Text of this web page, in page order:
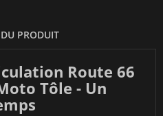
PRODUIT
Route 66
Tôle - Un